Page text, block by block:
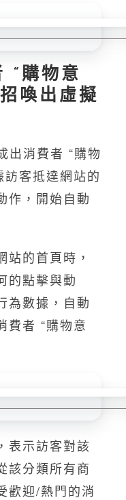
“購物意
喚出虛擬
出消費者 “購物
客抵達網站的
作，開始自動
的首頁時，
的點擊與動
為數據，自動
費者 “購物意
表示訪客對該
該分類所有商
歡迎/熱門的消